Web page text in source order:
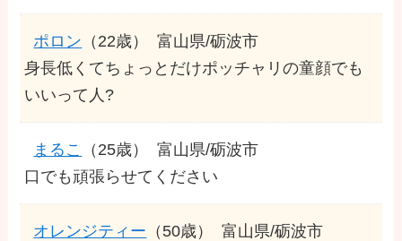
ポロン （22歳）
富山県/砺波市
身長低くてちょっとだけポッチャリの童顔でも
いいって人?
まるこ （25歳）
富山県/砺波市
口でも頑張らせてください
オレンジティー （50歳）
富山県/砺波市